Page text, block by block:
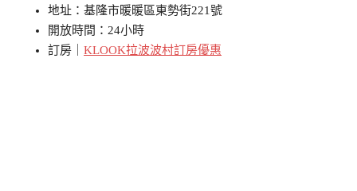
地址：基隆市暖暖區東勢街221號
開放時間：24小時
訂房｜ KLOOK拉波波村訂房優惠